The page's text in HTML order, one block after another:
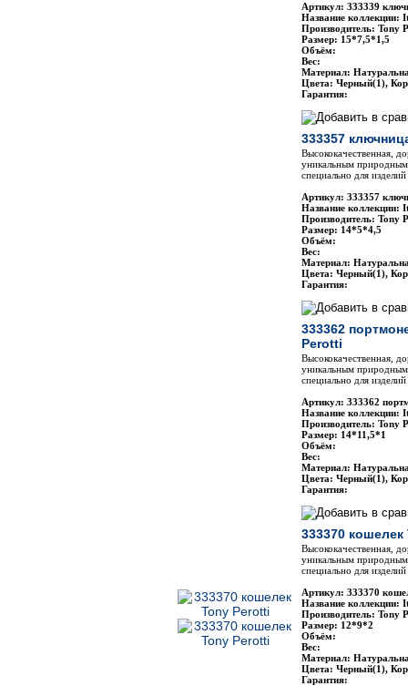
Артикул: 333339
Название коллекции:
Производитель: Tony
Размер: 15*7,5*1,5
Объём:
Вес:
Материал:
Цвета: Черный(1),
Гарантия:
333357
Высококачественная,
уникальным
специально для
Артикул: 333357
Название коллекции:
Производитель: Tony
Размер: 14*5*4,5
Объём:
Вес:
Материал:
Цвета: Черный(1),
Гарантия:
333362
Perotti
Высококачественная,
уникальным
специально для
Артикул: 333362
Название коллекции:
Производитель: Tony
Размер: 14*11,5*1
Объём:
Вес:
Материал:
Цвета: Черный(1),
Гарантия:
333370
Высококачественная,
уникальным
специально для
Артикул: 333370
Название коллекции:
Производитель: Tony
Размер: 12*9*2
Объём:
Вес:
Материал:
Цвета: Черный(1),
Гарантия: